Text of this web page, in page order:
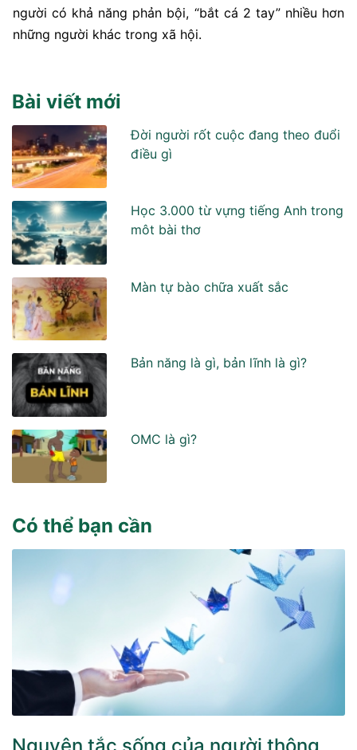
người có khả năng phản bội, “bắt cá 2 tay” nhiều hơn
những người khác trong xã hội.
Bài viết mới
Đời người rốt cuộc đang theo đuổi
điều gì
Học 3.000 từ vựng tiếng Anh trong
môt bài thơ
Màn tự bào chữa xuất sắc
Bản năng là gì, bản lĩnh là gì?
OMC là gì?
Có thể bạn cần